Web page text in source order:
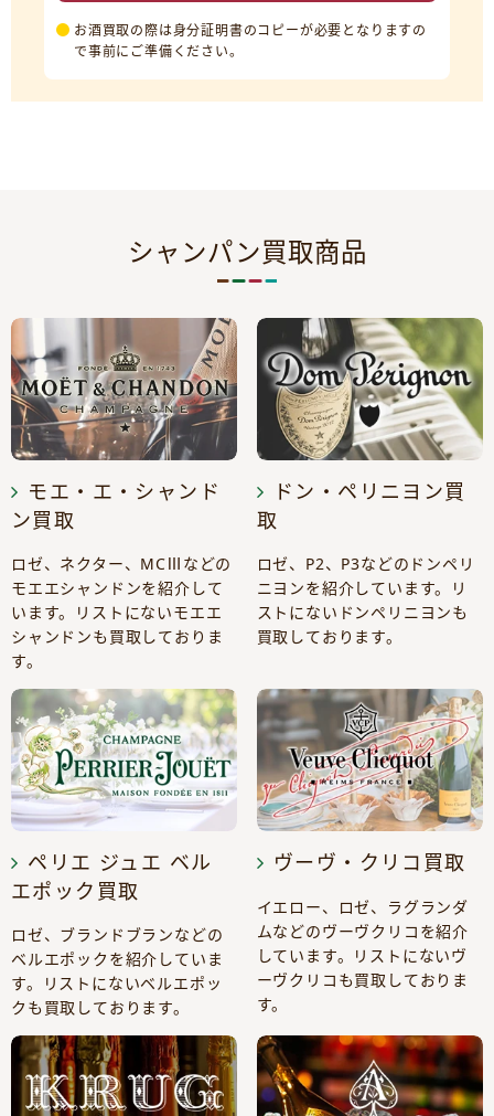
お酒買取の際は身分証明書のコピーが必要となりますの
で事前にご準備ください。
シャンパン買取商品
モエ・エ・シャンド
ン買取
ロゼ、ネクター、MCⅢなどの
モエエシャンドンを紹介して
います。リストにないモエエ
シャンドンも買取しておりま
す。
ドン・ペリニヨン買
取
ロゼ、P2、P3などのドンペリ
ニヨンを紹介しています。リ
ストにないドンペリニヨンも
買取しております。
ペリエ ジュエ ベル
エポック買取
ロゼ、ブランドブランなどの
ベルエポックを紹介していま
す。リストにないベルエポッ
クも買取しております。
ヴーヴ・クリコ買取
イエロー、ロゼ、ラグランダ
ムなどのヴーヴクリコを紹介
しています。リストにないヴ
ーヴクリコも買取しておりま
す。